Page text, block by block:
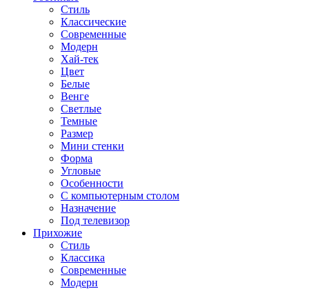
Стиль
Классические
Современные
Модерн
Хай-тек
Цвет
Белые
Венге
Светлые
Темные
Размер
Мини стенки
Форма
Угловые
Особенности
С компьютерным столом
Назначение
Под телевизор
Прихожие
Стиль
Классика
Современные
Модерн